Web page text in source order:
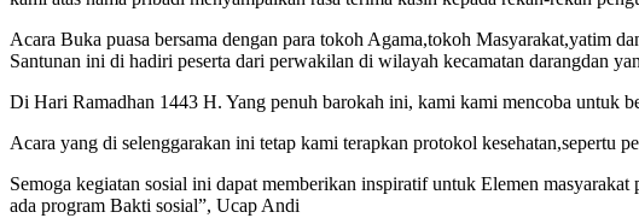
Acara Buka puasa bersama dengan para tokoh Agama,tokoh Masyarakat,yatim
Santunan ini di hadiri peserta dari perwakilan di wilayah kecamatan darangdan
Di Hari Ramadhan 1443 H. Yang penuh barokah ini, kami kami mencoba untuk
Acara yang di selenggarakan ini tetap kami terapkan protokol kesehatan,sepertu
Semoga kegiatan sosial ini dapat memberikan inspiratif untuk Elemen
ada program Bakti sosial”, Ucap Andi